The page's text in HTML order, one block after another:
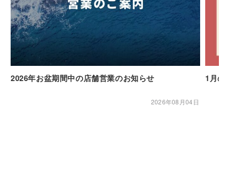
2026年お盆期間中の店舗営業のお知らせ
2026年08月04日
1月